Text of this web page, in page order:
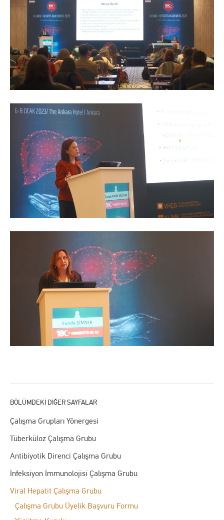
Çalışma Grupları Yönergesi
Tüberküloz Çalışma Grubu
Antibiyotik Direnci Çalışma Grubu
İnfeksiyon İmmunolojisi Çalışma Grubu
Viral Hepatit Çalışma Grubu
Çalışma Grubu Üyelik Başvuru Formu